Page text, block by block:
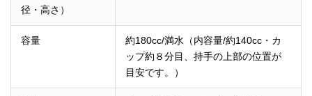
径・高さ）
容量
約180cc/満水（内容量/約140cc・カ
ップ約８分目、持手の上部の位置が
目安です。）